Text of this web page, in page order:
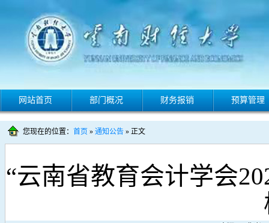
网站首页 部门概况 财务报销 预算管理
您现在的位置： 首页 » 通知公告 » 正文
“云南省教育会计学会